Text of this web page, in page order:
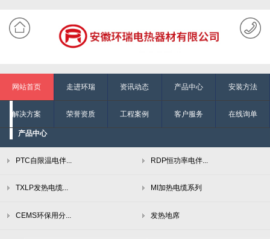
网站首页 走进环瑞 资讯动态 产品中心 安装方法
解决方案 荣誉资质 工程案例 客户服务 在线询单
产品中心
PTC自限温电伴... RDP恒功率电伴...
TXLP发热电缆... MI加热电缆系列
CEMS环保用分... 发热地席